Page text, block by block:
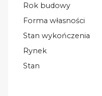
Rok budowy
Forma własności
Stan wykończenia
Rynek
Stan